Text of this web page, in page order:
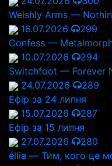
Welshly Arms —
16.07.2026
299
Confess —
10.07.2026
294
Switchfoot — Forever
24.07.2026
289
Ефір за 24 липня
15.07.2026
287
Ефір за 15 липня
27.07.2026
280
éllia — Тим, кого це